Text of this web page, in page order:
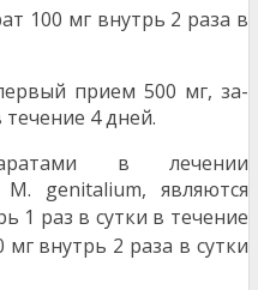
100 мг внутрь 2 раза в
прием 500 мг, за-
течение 4 дней.
в лечении
genitalium, являются
1 раз в сутки в течение
внутрь 2 раза в сутки